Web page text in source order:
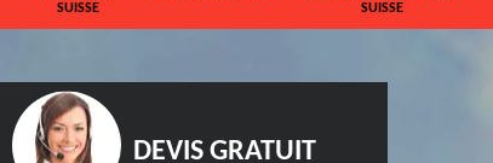
SUISSE
SUISSE
DEVIS GRATUIT